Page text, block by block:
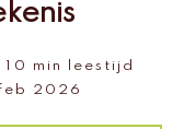
10 min leestijd
2026